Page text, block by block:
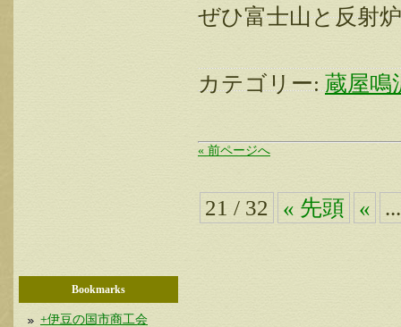
ぜひ富士山と反射
カテゴリー: 蔵屋鳴
« 前ページへ
21 / 32 « 先頭 « ...
Bookmarks
+伊豆の国市商工会